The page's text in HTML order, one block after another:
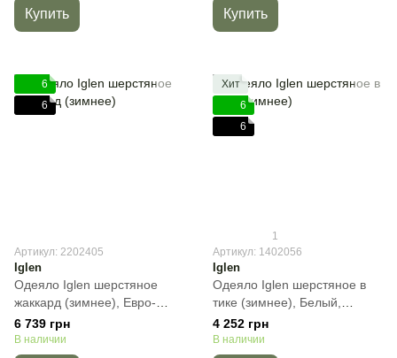
Купить Купить
6
6
Артикул: 2202405
Iglen
Одеяло Iglen шерстяное
жаккард (зимнее), Евро-
макси, 220х240 см, 2700 г
6 739 грн
В наличии
Хит
6
6
1
Артикул: 1402056
Iglen
Одеяло Iglen шерстяное в
тике (зимнее), Белый,
Полуторный, 140х205 см,
1500 г
4 252 грн
В наличии